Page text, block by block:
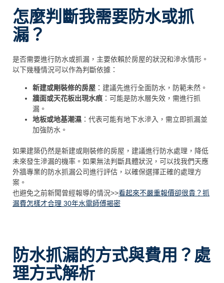
怎麼判斷我需要防水或抓
漏？
是否需要進行防水或抓漏，主要依賴於房屋的狀況和滲水情形。
以下幾種情況可以作為判斷依據：
新建或剛裝修的房屋 ：建議先進行全面防水，防範未然。
牆面或天花板出現水痕 ：可能是防水層失效，需進行抓
漏。
地板或地基潮濕 ：代表可能有地下水滲入，需立即抓漏並
加強防水。
如果建築仍然是新建或剛裝修的房屋，建議進行防水處理，降低
未來發生滲漏的機率。如果無法判斷具體狀況，可以找我們天應
外牆專業的防水抓漏公司進行評估，以確保選擇正確的處理方
案。
也避免之前新聞曾經報導的情況>>看起來不嚴重報價卻很貴？抓
漏費怎樣才合理 30年水電師傅揭密
防水抓漏的方式與費用？處
理方式解析